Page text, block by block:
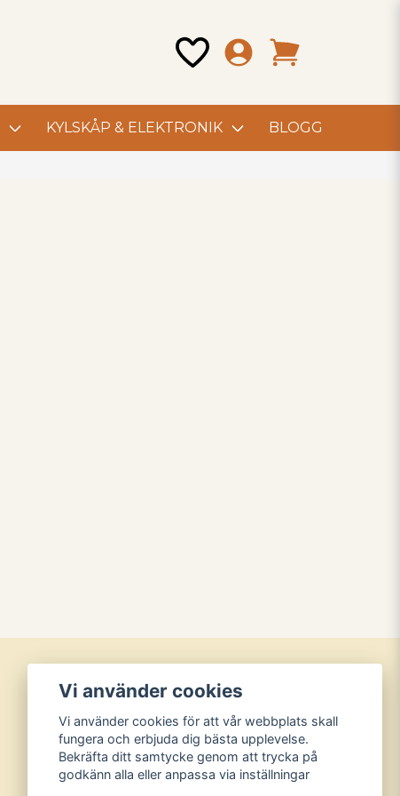
KYLSKÅP & ELEKTRONIK BLOGG
Vi använder cookies
Vi använder cookies för att vår webbplats skall
fungera och erbjuda dig bästa upplevelse.
Bekräfta ditt samtycke genom att trycka på
godkänn alla eller anpassa via inställningar